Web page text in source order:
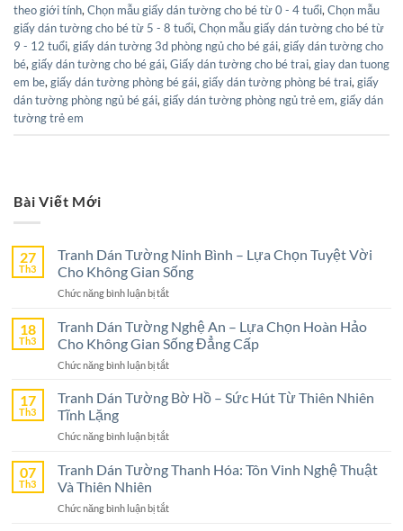
theo giới tính, Chọn mẫu giấy dán tường cho bé từ 0 - 4 tuổi, Chọn mẫu
giấy dán tường cho bé từ 5 - 8 tuổi, Chọn mẫu giấy dán tường cho bé từ
9 - 12 tuổi, giấy dán tường 3d phòng ngủ cho bé gái, giấy dán tường cho
bé, giấy dán tường cho bé gái, Giấy dán tường cho bé trai, giay dan tuong
em be, giấy dán tường phòng bé gái, giấy dán tường phòng bé trai, giấy
dán tường phòng ngủ bé gái, giấy dán tường phòng ngủ trẻ em, giấy dán
tường trẻ em
Bài Viết Mới
27
Th3
Tranh Dán Tường Ninh Bình – Lựa Chọn Tuyệt Vời
Cho Không Gian Sống
Chức năng bình luận bị tắtở
Dán
Tường
Ninh
Bình
Lựa
Không
Sống
18
Th3
Tranh Dán Tường Nghệ An – Lựa Chọn Hoàn Hảo
Cho Không Gian Sống Đẳng Cấp
Chức năng bình luận bị tắtở
Dán
An
Lựa
17
Th3
Tranh Dán Tường Bờ Hồ – Sức Hút Từ Thiên Nhiên
Tĩnh Lặng
Chức năng bình luận bị tắtở
Dán
Hồ
07
Th3
Tranh Dán Tường Thanh Hóa: Tôn Vinh Nghệ Thuật
Và Thiên Nhiên
Chức năng bình luận bị tắtở